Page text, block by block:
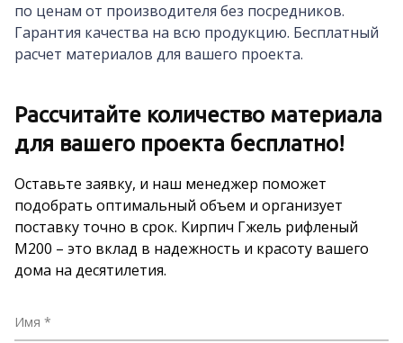
по ценам от производителя без посредников.
Гарантия качества на всю продукцию. Бесплатный
расчет материалов для вашего проекта.
Рассчитайте количество материала
для вашего проекта бесплатно!
Оставьте заявку, и наш менеджер поможет
подобрать оптимальный объем и организует
поставку точно в срок. Кирпич Гжель рифленый
М200 – это вклад в надежность и красоту вашего
дома на десятилетия.
Имя